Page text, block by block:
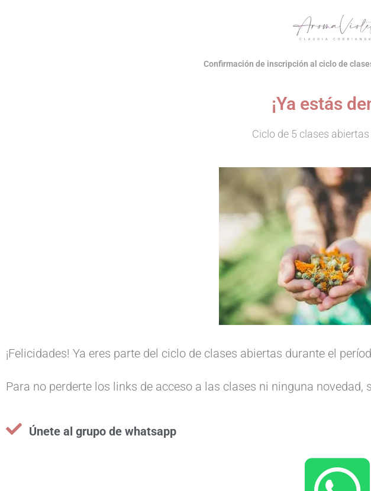
Confirmación de inscripción al ciclo de
¡Ya estás
Ciclo de 5 clases
¡Felicidades! Ya eres parte del ciclo de clases abiertas durante el
Para no perderte los links de acceso a las clases ni ninguna novedad,
Únete al grupo de whatsapp